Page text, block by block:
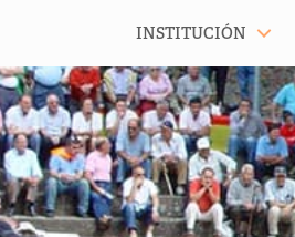
INSTITUCIÓN